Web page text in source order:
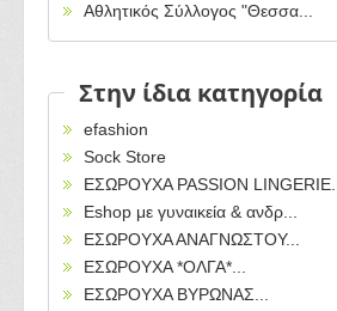
Αθλητικός Σύλλογος "Θεσσα...
Στην ίδια κατηγορία
efashion
Sock Store
ΕΣΩΡΟΥΧΑ PASSION LINGERIE...
Eshop με γυναικεία & ανδρ...
ΕΣΩΡΟΥΧΑ ΑΝΑΓΝΩΣΤΟΥ...
ΕΣΩΡΟΥΧΑ *ΟΛΓΑ*...
ΕΣΩΡΟΥΧΑ ΒΥΡΩΝΑΣ...